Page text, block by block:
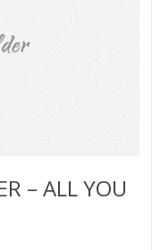
– ALL YOU